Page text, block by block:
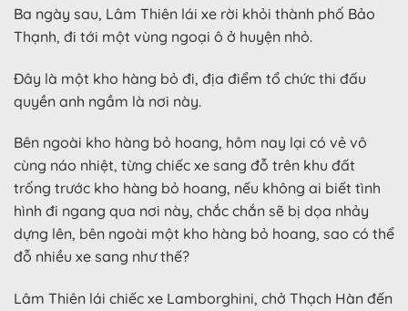
Ba ngày sau, Lâm Thiên lái xe rời khỏi thành phố Bảo
Thạnh, đi tới một vùng ngoại ô ở huyện nhỏ.
Đây là một kho hàng bỏ đi, địa điểm tổ chức thi đấu
quyền anh ngầm là nơi này.
Bên ngoài kho hàng bỏ hoang, hôm nay lại có vẻ vô
cùng náo nhiệt, từng chiếc xe sang đỗ trên khu đất
trống trước kho hàng bỏ hoang, nếu không ai biết tình
hình đi ngang qua nơi này, chắc chắn sẽ bị dọa nhảy
dựng lên, bên ngoài một kho hàng bỏ hoang, sao có thể
đỗ nhiều xe sang như thế?
Lâm Thiên lái chiếc xe Lamborghini, chở Thạch Hàn đến